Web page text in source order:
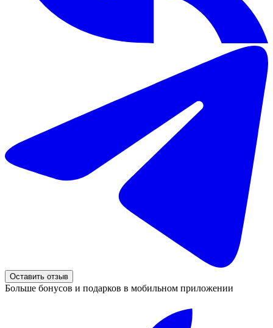
Оставить отзыв
Больше бонусов и подарков в мобильном приложении